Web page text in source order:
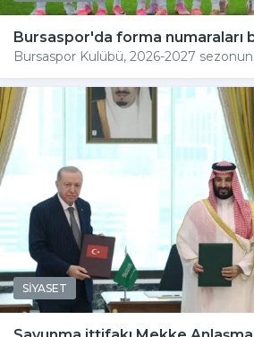
Bursaspor'da forma numaraları
Bursaspor Kulübü, 2026-2027
SİYASET